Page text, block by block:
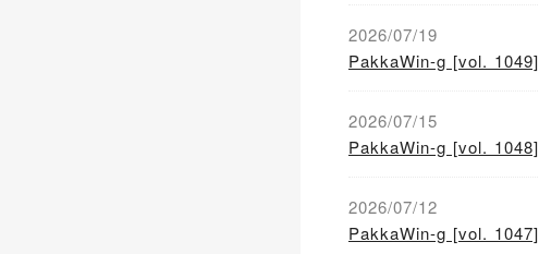
2026/07/19
PakkaWin-g [vol. 1049]
2026/07/15
PakkaWin-g [vol. 1048]
2026/07/12
PakkaWin-g [vol. 1047]